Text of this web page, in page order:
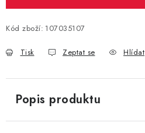
Kontakty
Obchodní podmínky
Podmínky ochrany osobních údajů
Kód zboží: 107035107
Tisk Zeptat se Hlídat
Popis produktu